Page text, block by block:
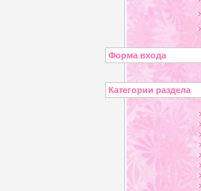
Форма входа
Категории раздела